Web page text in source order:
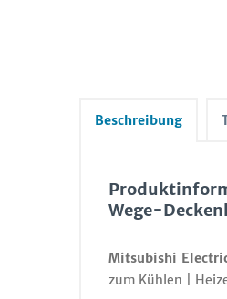
Beschreibung
Wege-
Mitsubishi
zum Kühlen |